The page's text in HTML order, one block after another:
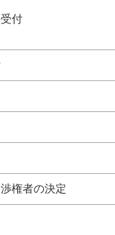
付
権者の決定